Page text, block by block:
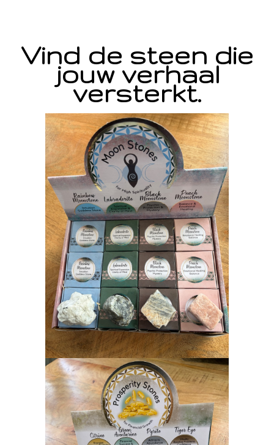
Vind de steen die
jouw verhaal
versterkt.